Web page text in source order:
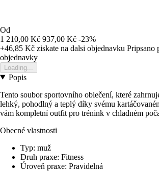
Od
1 210,00 Kč 937,00 Kč -23%
+46,85 Kč ziskate na dalsi objednavku Pripsano
objednavky
Loading...
Popis
Tento soubor sportovního oblečení, které
lehký, pohodlný a teplý díky svému
vám kompletní outfit pro trénink v chladném
Obecné vlastnosti
Typ: muž
Druh praxe: Fitness
Úroveň praxe: Pravidelná